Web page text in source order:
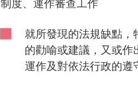
就所發現的法規缺點，
的勸喻或建議，又或作
運作及對依法行政的遵